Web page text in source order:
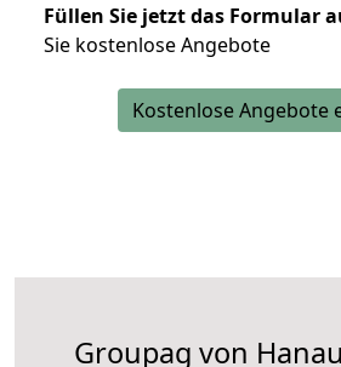
Füllen Sie jetzt das Formular
Sie kostenlose Angebote
Kostenlose Angebote
Groupag von